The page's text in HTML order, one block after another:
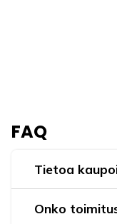
FAQ
Tietoa
Onko